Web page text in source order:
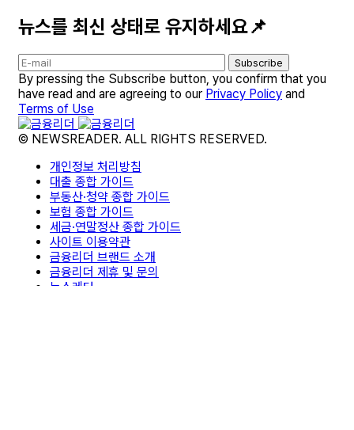
뉴스를 최신 상태로 유지하세요📌
Subscribe
By pressing the Subscribe button, you confirm that you
have read and are agreeing to our Privacy Policy and
Terms of Use
© NEWSREADER. ALL RIGHTS RESERVED.
개인정보 처리방침
대출 종합 가이드
부동산·청약 종합 가이드
보험 종합 가이드
세금·연말정산 종합 가이드
사이트 이용약관
금융리더 브랜드 소개
금융리더 제휴 및 문의
뉴스레터